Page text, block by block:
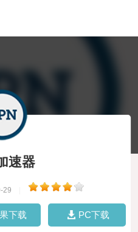
速器
29
下载 PC下载